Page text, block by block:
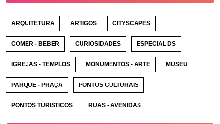
ARQUITETURA ARTIGOS CITYSCAPES
COMER - BEBER CURIOSIDADES ESPECIAL DS
IGREJAS - TEMPLOS MONUMENTOS - ARTE MUSEU
PARQUE - PRAÇA PONTOS CULTURAIS
PONTOS TURISTICOS RUAS - AVENIDAS